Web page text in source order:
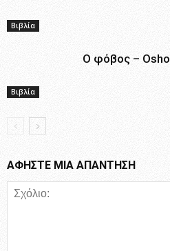
Βιβλία
Βιβλία
Ο φόβος – Osho
ΑΦΗΣΤΕ ΜΙΑ ΑΠΑΝΤΗΣΗ